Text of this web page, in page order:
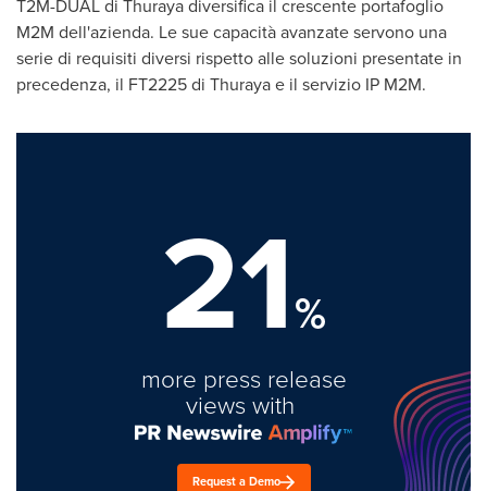
T2M-DUAL di Thuraya diversifica il crescente portafoglio
M2M dell'azienda. Le sue capacità avanzate servono una
serie di requisiti diversi rispetto alle soluzioni presentate in
precedenza, il FT2225 di Thuraya e il servizio IP M2M.
21%
more press release
views with
Request a Demo